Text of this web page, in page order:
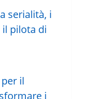
serialità, i
pilota di